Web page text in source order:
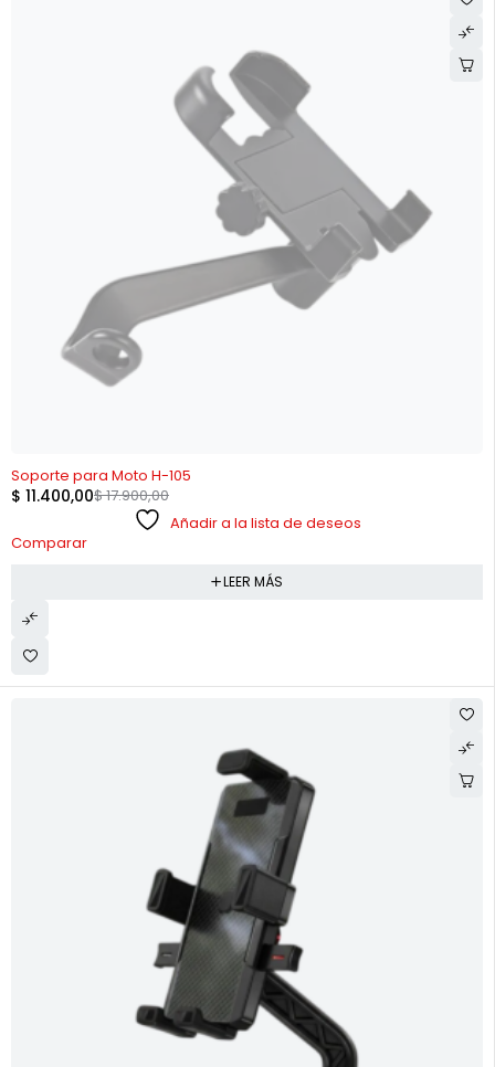
Soporte para Moto H-105
$17.900,00
$ 11.400,00
Añadir a la lista de deseos
Comparar
LEER MÁS